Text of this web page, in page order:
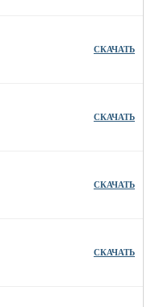
СКАЧАТЬ
СКАЧАТЬ
СКАЧАТЬ
СКАЧАТЬ